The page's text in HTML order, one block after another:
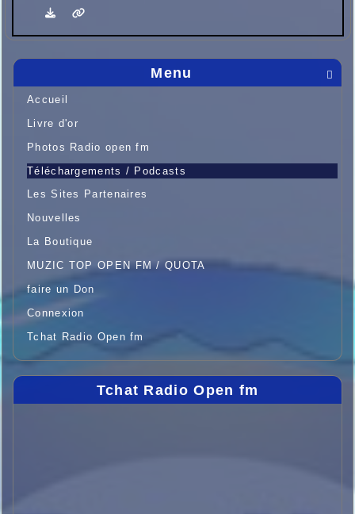

Menu
Accueil
Livre d'or
Photos Radio open fm
Téléchargements / Podcasts
Les Sites Partenaires
Nouvelles
La Boutique
MUZIC TOP OPEN FM / QUOTA
faire un Don
Connexion
Tchat Radio Open fm
Tchat Radio Open fm